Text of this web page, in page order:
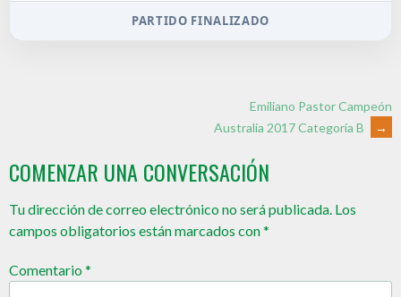
PARTIDO FINALIZADO
Emiliano Pastor Campeón
Australia 2017 Categoría B
→
COMENZAR UNA CONVERSACIÓN
Tu dirección de correo electrónico no será publicada. Los
campos obligatorios están marcados con*
Comentario*